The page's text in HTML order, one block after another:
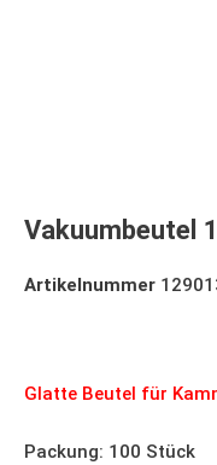
Vakuumbeutel
Artikelnummer
Glatte Beutel für
Packung: 100 Stück